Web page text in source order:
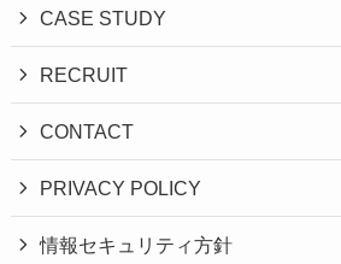
CASE STUDY
RECRUIT
CONTACT
PRIVACY POLICY
情報セキュリティ方針